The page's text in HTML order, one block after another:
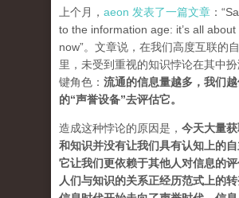
上个月， aeon 发表了一篇文章 ：
to the information age: it’s all
now”。文章说，在我们高度互联的
里，未受到重视的知识悖论在其中
键角色： 流通的信息量越多，我们
的“声誉设备”去评估它。
造成这种悖论的原因是， 今天大量
和知识并没有让我们具有认知上的自
它让我们更依赖于其他人对信息的评
人们与知识的关系正经历范式上的